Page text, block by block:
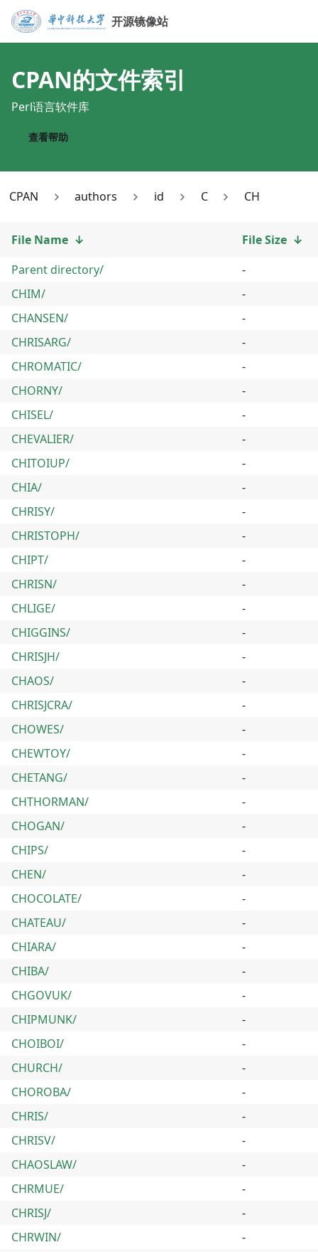
开源镜像站
CPAN的文件索引
Perl语言软件库
查看帮助
CPAN authors id C CH
File Name ↓ File Size ↓
Parent directory/
-
CHIM/
-
CHANSEN/
-
CHRISARG/
-
CHROMATIC/
-
CHORNY/
-
CHISEL/
-
CHEVALIER/
-
CHITOIUP/
-
CHIA/
-
CHRISY/
-
CHRISTOPH/
-
CHIPT/
-
CHRISN/
-
CHLIGE/
-
CHIGGINS/
-
CHRISJH/
-
CHAOS/
-
CHRISJCRA/
-
CHOWES/
-
CHEWTOY/
-
CHETANG/
-
CHTHORMAN/
-
CHOGAN/
-
CHIPS/
-
CHEN/
-
CHOCOLATE/
-
CHATEAU/
-
CHIARA/
-
CHIBA/
-
CHGOVUK/
-
CHIPMUNK/
-
CHOIBOI/
-
CHURCH/
-
CHOROBA/
-
CHRIS/
-
CHRISV/
-
CHAOSLAW/
-
CHRMUE/
-
CHRISJ/
-
CHRWIN/
-